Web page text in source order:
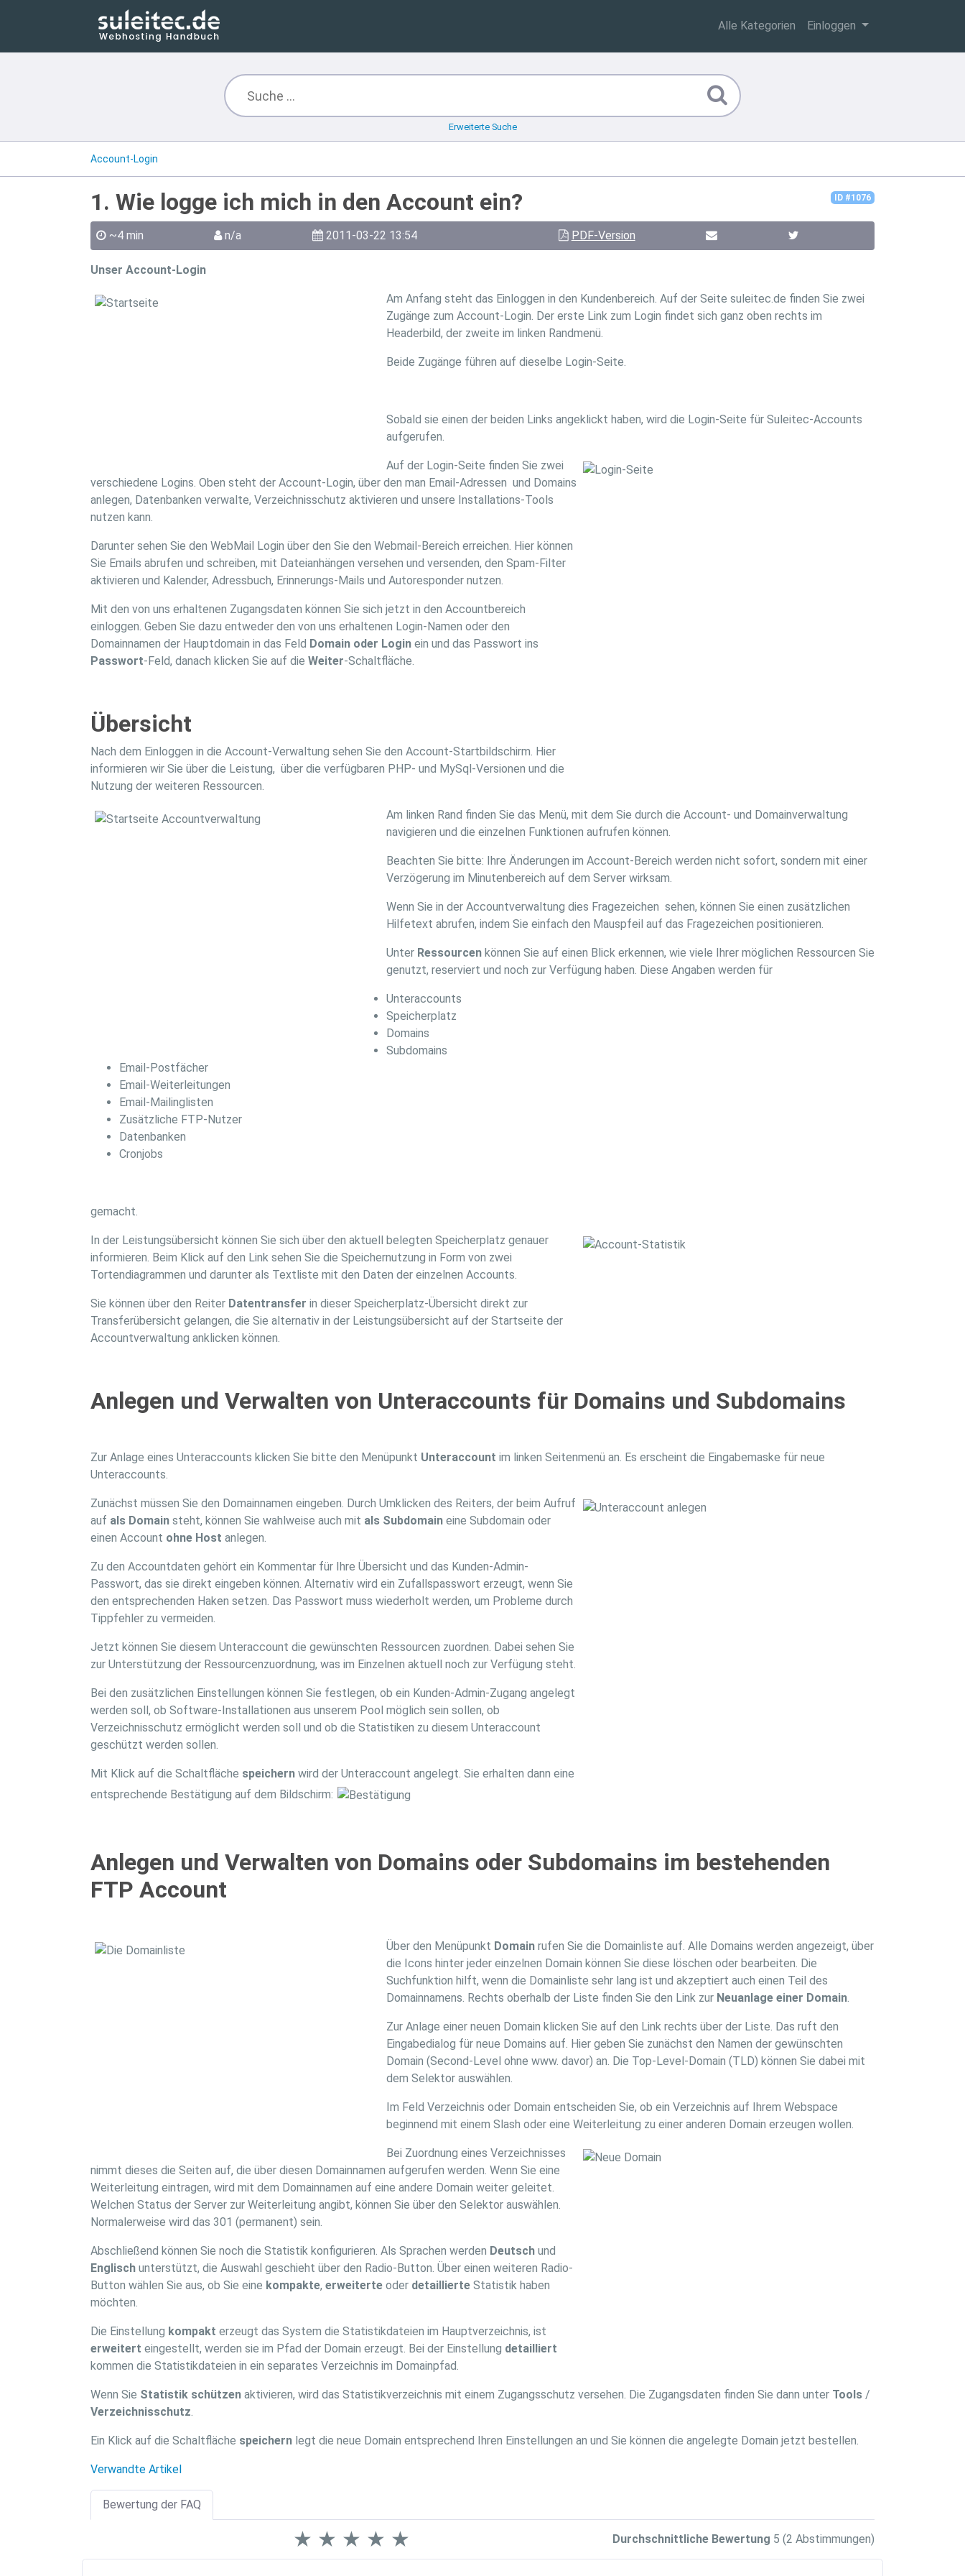
Alle Kategorien Einloggen
Erweiterte Suche
Account-Login
ID #1076
1. Wie logge ich mich in den Account ein?
~4 min n/a 2011-03-22 13:54 PDF-Version
Unser Account-Login
Am Anfang steht das Einloggen in den Kundenbereich. Auf der Seite suleitec.de finden Sie zwei
Zugänge zum Account-Login. Der erste Link zum Login findet sich ganz oben rechts im
Headerbild, der zweite im linken Randmenü.
Beide Zugänge führen auf dieselbe Login-Seite.
Sobald sie einen der beiden Links angeklickt haben, wird die Login-Seite für Suleitec-Accounts
aufgerufen.
Auf der Login-Seite finden Sie zwei
verschiedene Logins. Oben steht der Account-Login, über den man Email-Adressen und Domains
anlegen, Datenbanken verwalte, Verzeichnisschutz aktivieren und unsere Installations-Tools
nutzen kann.
Darunter sehen Sie den WebMail Login über den Sie den Webmail-Bereich erreichen. Hier können
Sie Emails abrufen und schreiben, mit Dateianhängen versehen und versenden, den Spam-Filter
aktivieren und Kalender, Adressbuch, Erinnerungs-Mails und Autoresponder nutzen.
Mit den von uns erhaltenen Zugangsdaten können Sie sich jetzt in den Accountbereich
einloggen. Geben Sie dazu entweder den von uns erhaltenen Login-Namen oder den
Domainnamen der Hauptdomain in das Feld Domain oder Login ein und das Passwort ins
Passwort-Feld, danach klicken Sie auf die Weiter-Schaltfläche.
Übersicht
Nach dem Einloggen in die Account-Verwaltung sehen Sie den Account-Startbildschirm. Hier
informieren wir Sie über die Leistung, über die verfügbaren PHP- und MySql-Versionen und die
Nutzung der weiteren Ressourcen.
Am linken Rand finden Sie das Menü, mit dem Sie durch die Account- und Domainverwaltung
navigieren und die einzelnen Funktionen aufrufen können.
Beachten Sie bitte: Ihre Änderungen im Account-Bereich werden nicht sofort, sondern mit einer
Verzögerung im Minutenbereich auf dem Server wirksam.
Wenn Sie in der Accountverwaltung dies Fragezeichen sehen, können Sie einen zusätzlichen
Hilfetext abrufen, indem Sie einfach den Mauspfeil auf das Fragezeichen positionieren.
Unter Ressourcen können Sie auf einen Blick erkennen, wie viele Ihrer möglichen Ressourcen Sie
genutzt, reserviert und noch zur Verfügung haben. Diese Angaben werden für
Unteraccounts
Speicherplatz
Domains
Subdomains
Email-Postfächer
Email-Weiterleitungen
Email-Mailinglisten
Zusätzliche FTP-Nutzer
Datenbanken
Cronjobs
gemacht.
In der Leistungsübersicht können Sie sich über den aktuell belegten Speicherplatz genauer
informieren. Beim Klick auf den Link sehen Sie die Speichernutzung in Form von zwei
Tortendiagrammen und darunter als Textliste mit den Daten der einzelnen Accounts.
Sie können über den Reiter Datentransfer in dieser Speicherplatz-Übersicht direkt zur
Transferübersicht gelangen, die Sie alternativ in der Leistungsübersicht auf der Startseite der
Accountverwaltung anklicken können.
Anlegen und Verwalten von Unteraccounts für Domains und Subdomains
Zur Anlage eines Unteraccounts klicken Sie bitte den Menüpunkt Unteraccount im linken Seitenmenü an. Es erscheint die Eingabemaske für neue
Unteraccounts.
Zunächst müssen Sie den Domainnamen eingeben. Durch Umklicken des Reiters, der beim Aufruf
auf als Domain steht, können Sie wahlweise auch mit als Subdomain eine Subdomain oder
einen Account ohne Host anlegen.
Zu den Accountdaten gehört ein Kommentar für Ihre Übersicht und das Kunden-Admin-
Passwort, das sie direkt eingeben können. Alternativ wird ein Zufallspasswort erzeugt, wenn Sie
den entsprechenden Haken setzen. Das Passwort muss wiederholt werden, um Probleme durch
Tippfehler zu vermeiden.
Jetzt können Sie diesem Unteraccount die gewünschten Ressourcen zuordnen. Dabei sehen Sie
zur Unterstützung der Ressourcenzuordnung, was im Einzelnen aktuell noch zur Verfügung steht.
Bei den zusätzlichen Einstellungen können Sie festlegen, ob ein Kunden-Admin-Zugang angelegt
werden soll, ob Software-Installationen aus unserem Pool möglich sein sollen, ob
Verzeichnisschutz ermöglicht werden soll und ob die Statistiken zu diesem Unteraccount
geschützt werden sollen.
Mit Klick auf die Schaltfläche speichern wird der Unteraccount angelegt. Sie erhalten dann eine
entsprechende Bestätigung auf dem Bildschirm:
Anlegen und Verwalten von Domains oder Subdomains im bestehenden
FTP Account
Über den Menüpunkt Domain rufen Sie die Domainliste auf. Alle Domains werden angezeigt, über
die Icons hinter jeder einzelnen Domain können Sie diese löschen oder bearbeiten. Die
Suchfunktion hilft, wenn die Domainliste sehr lang ist und akzeptiert auch einen Teil des
Domainnamens. Rechts oberhalb der Liste finden Sie den Link zur Neuanlage einer Domain.
Zur Anlage einer neuen Domain klicken Sie auf den Link rechts über der Liste. Das ruft den
Eingabedialog für neue Domains auf. Hier geben Sie zunächst den Namen der gewünschten
Domain (Second-Level ohne www. davor) an. Die Top-Level-Domain (TLD) können Sie dabei mit
dem Selektor auswählen.
Im Feld Verzeichnis oder Domain entscheiden Sie, ob ein Verzeichnis auf Ihrem Webspace
beginnend mit einem Slash oder eine Weiterleitung zu einer anderen Domain erzeugen wollen.
Bei Zuordnung eines Verzeichnisses
nimmt dieses die Seiten auf, die über diesen Domainnamen aufgerufen werden. Wenn Sie eine
Weiterleitung eintragen, wird mit dem Domainnamen auf eine andere Domain weiter geleitet.
Welchen Status der Server zur Weiterleitung angibt, können Sie über den Selektor auswählen.
Normalerweise wird das 301 (permanent) sein.
Abschließend können Sie noch die Statistik konfigurieren. Als Sprachen werden Deutsch und
Englisch unterstützt, die Auswahl geschieht über den Radio-Button. Über einen weiteren Radio-
Button wählen Sie aus, ob Sie eine kompakte, erweiterte oder detaillierte Statistik haben
möchten.
Die Einstellung kompakt erzeugt das System die Statistikdateien im Hauptverzeichnis, ist
erweitert eingestellt, werden sie im Pfad der Domain erzeugt. Bei der Einstellung detailliert
kommen die Statistikdateien in ein separates Verzeichnis im Domainpfad.
Wenn Sie Statistik schützen aktivieren, wird das Statistikverzeichnis mit einem Zugangsschutz versehen. Die Zugangsdaten finden Sie dann unter Tools /
Verzeichnisschutz.
Ein Klick auf die Schaltfläche speichern legt die neue Domain entsprechend Ihren Einstellungen an und Sie können die angelegte Domain jetzt bestellen.
Verwandte Artikel
Bewertung der FAQ
★
★
★
★
★ Durchschnittliche Bewertung 5 (2 Abstimmungen)